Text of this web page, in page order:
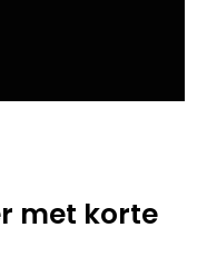
met korte